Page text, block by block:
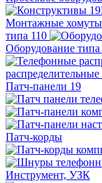
Монтажные хомуты
типа 110
Оборудование
распределительные
Патч-панели 19
Патч-корды
Инструмент, УЗК